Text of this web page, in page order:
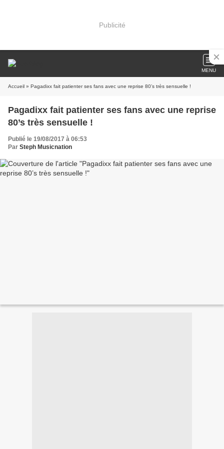
Publicité
MENU
Accueil » Pagadixx fait patienter ses fans avec une reprise 80’s très sensuelle !
Pagadixx fait patienter ses fans avec une reprise
80’s très sensuelle !
Publié le 19/08/2017 à 06:53
Par Steph Musicnation